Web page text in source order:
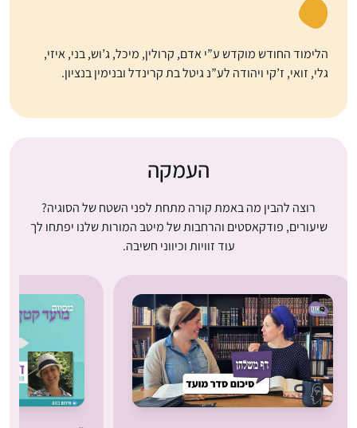
הלימוד החודש מוקדש ע”י אדם, קרולין, מיכל, ג’וש, בני, איזי,
גלי, זואי, ז’קי ויהודה לע”נ גיטל בת קרינדל ובנימין בנציון.
העמקה
רוצה להבין מה באמת קורה מתחת לפני השטח של הסוגיה?
שיעורים, פודקאסטים והרחבות של מיטב המורות שלנו יפתחו לך
עוד זוויות וכיווני חשיבה.